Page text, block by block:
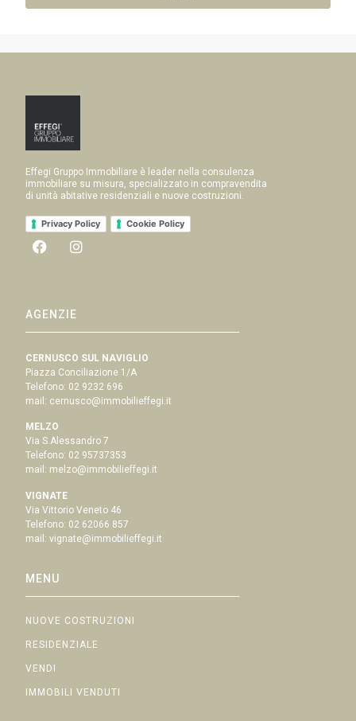
Effegi Gruppo Immobiliare è leader nella consulenza
immobiliare su misura, specializzato in compravendita
di unità abitative residenziali e nuove costruzioni.
Privacy Policy Cookie Policy
AGENZIE
CERNUSCO SUL NAVIGLIO
Piazza Conciliazione 1/A
Telefono: 02 9232 696
mail: cernusco@immobilieffegi.it
MELZO
Via S.Alessandro 7
Telefono: 02 95737353
mail: melzo@immobilieffegi.it
VIGNATE
Via Vittorio Veneto 46
Telefono: 02 62066 857
mail:vignate@immobilieffegi.it
MENU
NUOVE COSTRUZIONI
RESIDENZIALE
VENDI
IMMOBILI VENDUTI